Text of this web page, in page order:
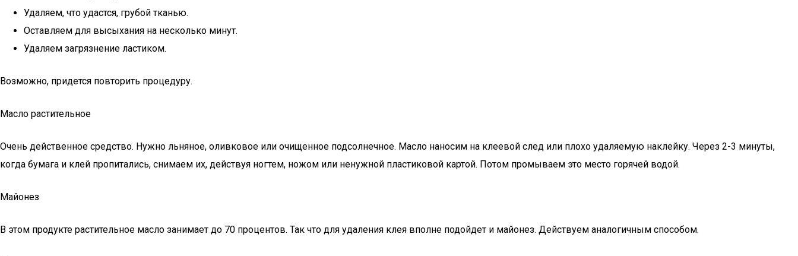
Удаляем, что удастся, грубой тканью.
Оставляем для высыхания на несколько минут.
Удаляем загрязнение ластиком.
Возможно, придется повторить процедуру.
Масло растительное
Очень действенное средство. Нужно льняное, оливковое или очищенное подсолнечное. Масло наносим на клеевой след или плохо удаляемую наклейку. Через 2-3 минуты,
когда бумага и клей пропитались, снимаем их, действуя ногтем, ножом или ненужной пластиковой картой. Потом промываем это место горячей водой.
Майонез
В этом продукте растительное масло занимает до 70 процентов. Так что для удаления клея вполне подойдет и майонез. Действуем аналогичным способом.